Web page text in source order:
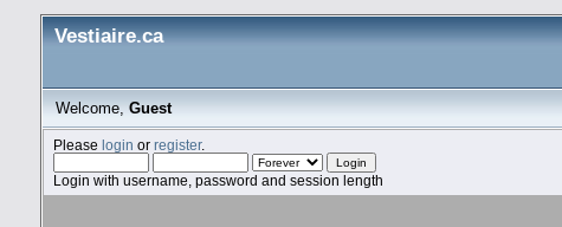
Vestiaire.ca
Welcome,Guest
Please login or register.
Login with username, password and session length